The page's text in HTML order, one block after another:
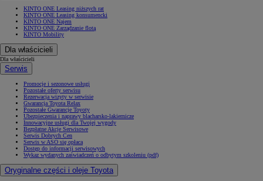
KINTO ONE Leasing niższych rat
KINTO ONE Leasing konsumencki
KINTO ONE Najem
KINTO ONE Zarządzanie flotą
KINTO Mobility
Dla właścicieli
Dla właścicieli
Serwis
Promocje i sezonowe usługi
Pozostałe oferty serwisu
Rezerwacja wizyty w serwisie
Gwarancja Toyota Relax
Pozostałe Gwarancje Toyoty
Ubezpieczenia i naprawy blacharsko-lakiernicze
Innowacyjne usługi dla Twojej wygody
Bezpłatne Akcje Serwisowe
Serwis Dobrych Cen
Serwis w ASO się opłaca
Dostęp do informacji serwisowych
Wykaz wydanych zaświadczeń o odbytym szkoleniu (pdf)
Oryginalne części i oleje Toyota